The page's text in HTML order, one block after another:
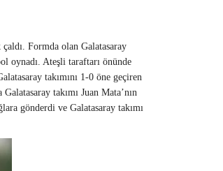
Formda olan Galatasaray
oynadı. Ateşli taraftarı önünde
takımını 1-0 öne geçiren
takımı Juan Mata’nın
gönderdi ve Galatasaray takımı